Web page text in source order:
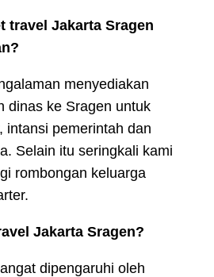
travel Jakarta Sragen
menyediakan
dinas ke Sragen untuk
intansi pemerintah dan
Selain itu seringkali kami
rombongan keluarga
Jakarta Sragen?
dipengaruhi oleh